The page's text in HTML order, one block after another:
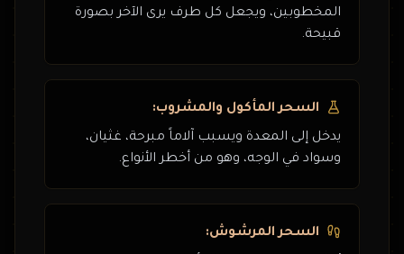
المخطوبين، ويجعل كل طرف يرى الآخر بصورة
قبيحة.
السحر المأكول والمشروب:
يدخل إلى المعدة ويسبب آلاماً مبرحة، غثيان،
وسواد في الوجه، وهو من أخطر الأنواع.
السحر المرشوش: